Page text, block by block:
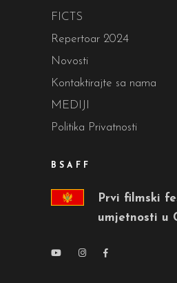
FICTS
Repertoar 2024
Novosti
Kontaktirajte sa nama
MEDIJI
Politika Privatnosti
BSAFF
Prvi filmski
umjetnosti u